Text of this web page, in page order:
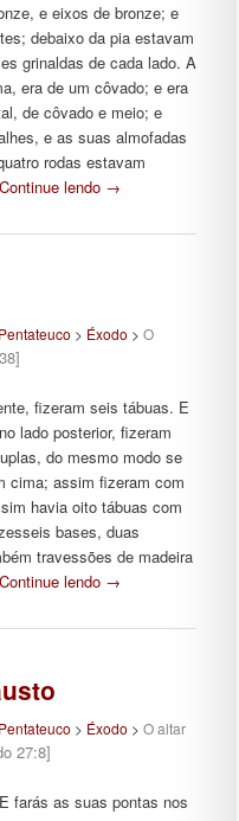
e eixos de bronze; e
debaixo da pia estavam
grinaldas de cada lado. A
era de um côvado; e era
de côvado e meio; e
e as suas almofadas
rodas estavam
Continue lendo →
Pentateuco > Éxodo > O
fizeram seis tábuas. E
lado posterior, fizeram
do mesmo modo se
cima; assim fizeram com
havia oito tábuas com
bases, duas
travessões de madeira
Continue lendo →
Pentateuco > Éxodo > O altar
27:8]
farás as suas pontas nos